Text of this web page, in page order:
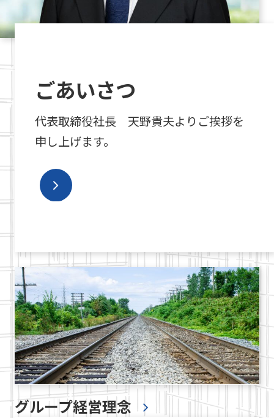
ごあいさつ
代表取締役社長 天野貴夫よりご挨拶を
申し上げます。
グループ経営理念